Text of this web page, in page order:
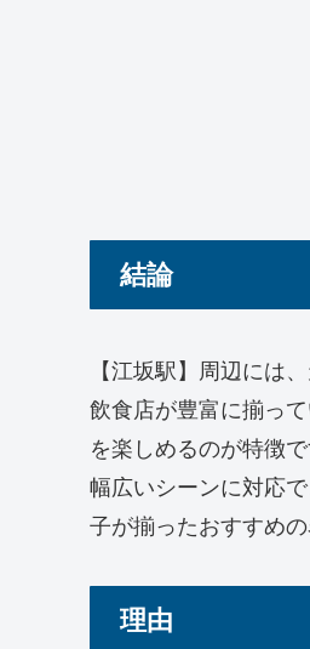
結論
【江坂駅】周辺には
飲食店が豊富に揃っ
を楽しめるのが特徴
幅広いシーンに対応
子が揃ったおすすめの
理由